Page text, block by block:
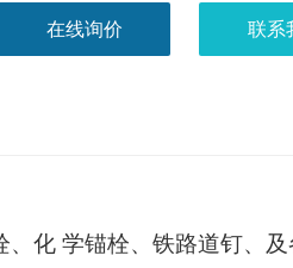
在线询价 联系
、化 学锚栓、铁路道钉、